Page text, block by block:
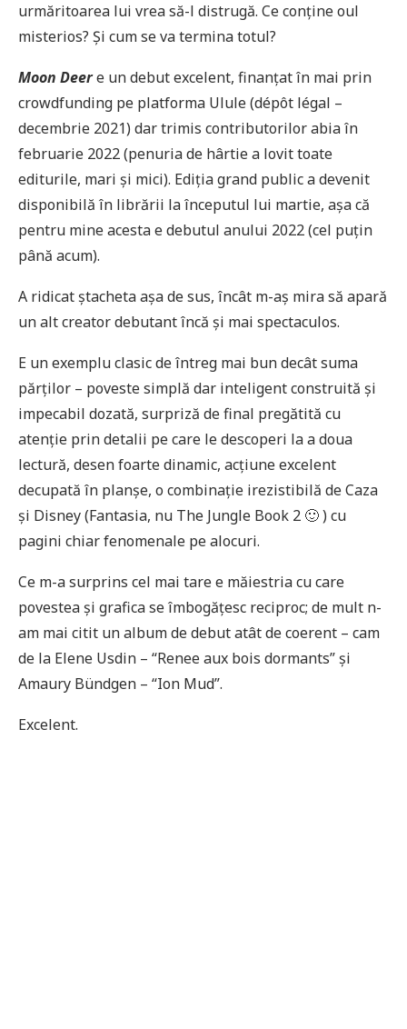
urmăritoarea lui vrea să-l distrugă. Ce conține oul
misterios? Și cum se va termina totul?
Moon Deere un debut excelent, finanțat în mai prin
crowdfunding pe platforma Ulule (dépôt légal –
decembrie 2021) dar trimis contributorilor abia în
februarie 2022 (penuria de hârtie a lovit toate
editurile, mari și mici). Ediția grand public a devenit
disponibilă în librării la începutul lui martie, așa că
pentru mine acesta e debutul anului 2022 (cel puțin
până acum).
A ridicat ștacheta așa de sus, încât m-aș mira să apară
un alt creator debutant încă și mai spectaculos.
E un exemplu clasic de întreg mai bun decât suma
părților – poveste simplă dar inteligent construită și
impecabil dozată, surpriză de final pregătită cu
atenție prin detalii pe care le descoperi la a doua
lectură, desen foarte dinamic, acțiune excelent
decupată în planșe, o combinație irezistibilă de Caza
și Disney (Fantasia, nu The Jungle Book 2 🙂 ) cu
pagini chiar fenomenale pe alocuri.
Ce m-a surprins cel mai tare e măiestria cu care
povestea și grafica se îmbogățesc reciproc; de mult n-
am mai citit un album de debut atât de coerent – cam
de la Elene Usdin – “Renee aux bois dormants” și
Amaury Bündgen – “Ion Mud”.
Excelent.